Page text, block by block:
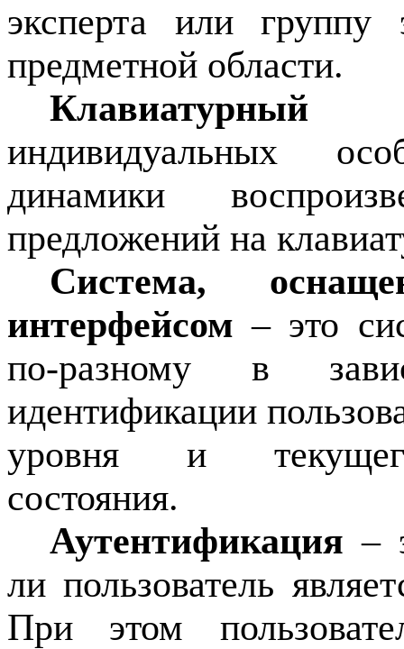
эксперта или
предметной области.
Клавиатурный
индивидуальных
динамики
предложений на
Система,
интерфейсом– это
по-разному в
идентификации
уровня и текущего
состояния.
Аутентификация –
ли пользователь
При этом